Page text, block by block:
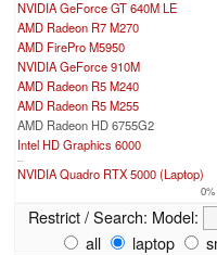
NVIDIA GeForce GT 640M LE
AMD Radeon R7 M270
AMD FirePro M5950
NVIDIA GeForce 910M
AMD Radeon R5 M240
AMD Radeon R5 M255
AMD Radeon HD 6755G2
Intel HD Graphics 6000
...
NVIDIA Quadro RTX 5000 (Laptop)
0%
Restrict / Search: Model:
all
laptop